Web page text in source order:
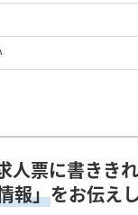
人票に書きき
報」をお伝え